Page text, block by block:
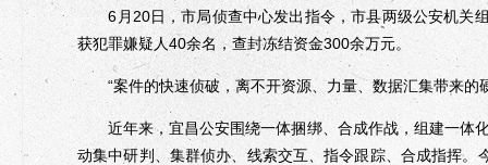
6月20日，市局侦查中心发出指令，市县两级公安机关组
获犯罪嫌疑人40余名，查封冻结资金300余万元。
“案件的快速侦破，离不开资源、力量、数据汇集带来的
近年来，宜昌公安围绕一体捆绑、合成作战，组建一体
动集中研判、集群侦办、线索交互、指令跟踪、合成指挥